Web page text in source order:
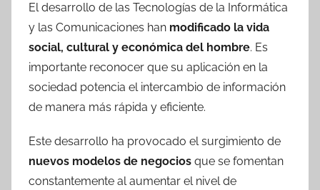
El desarrollo de las Tecnologías de la Informática
y las Comunicaciones han modificado la vida
social, cultural y económica del hombre. Es
importante reconocer que su aplicación en la
sociedad potencia el intercambio de información
de manera más rápida y eficiente.
Este desarrollo ha provocado el surgimiento de
nuevos modelos de negocios que se fomentan
constantemente al aumentar el nivel de